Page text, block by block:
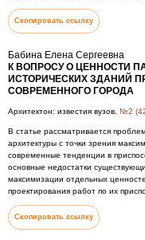
Скопировать ссылку
Бабина Елена Сергеевна
К ВОПРОСУ О ЦЕННОСТИ
ИСТОРИЧЕСКИХ ЗДАНИЙ
СОВРЕМЕННОГО ГОРОДА
Архитектон: известия вузов. №2
В статье рассматривается
архитектуры с точки зрения
современные тенденции в
основные недостатки
максимизации отдельных
проектирования работ по их
Скопировать ссылку